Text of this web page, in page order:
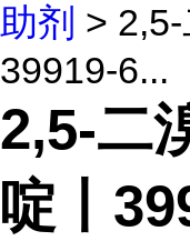
助剂 > 2,5-
39919-6...
2,5-二
啶丨